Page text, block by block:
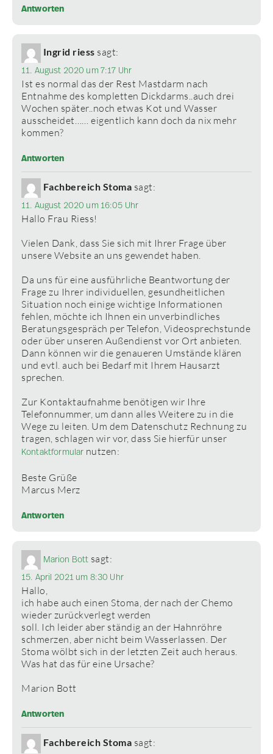
Antworten
Ingrid riess sagt:
11. August 2020 um 7:17 Uhr
Ist es normal das der Rest Mastdarm nach
Entnahme des kompletten Dickdarms..auch drei
Wochen später..noch etwas Kot und Wasser
ausscheidet…… eigentlich kann doch da nix mehr
kommen?
Antworten
Fachbereich Stoma sagt:
11. August 2020 um 16:05 Uhr
Hallo Frau Riess!
Vielen Dank, dass Sie sich mit Ihrer Frage über
unsere Website an uns gewendet haben.
Da uns für eine ausführliche Beantwortung der
Frage zu Ihrer individuellen, gesundheitlichen
Situation noch einige wichtige Informationen
fehlen, möchte ich Ihnen ein unverbindliches
Beratungsgespräch per Telefon, Videosprechstunde
oder über unseren Außendienst vor Ort anbieten.
Dann können wir die genaueren Umstände klären
und evtl. auch bei Bedarf mit Ihrem Hausarzt
sprechen.
Zur Kontaktaufnahme benötigen wir Ihre
Telefonnummer, um dann alles Weitere zu in die
Wege zu leiten. Um dem Datenschutz Rechnung zu
tragen, schlagen wir vor, dass Sie hierfür unser
Kontaktformular nutzen:
Beste Grüße
Marcus Merz
Antworten
Marion Bott sagt:
15. April 2021 um 8:30 Uhr
Hallo,
ich habe auch einen Stoma, der nach der Chemo
wieder zurückverlegt werden
soll. Ich leider aber ständig an der Hahnröhre
schmerzen, aber nicht beim Wasserlassen. Der
Stoma wölbt sich in der letzten Zeit auch heraus.
Was hat das für eine Ursache?
Marion Bott
Antworten
Fachbereich Stoma sagt: